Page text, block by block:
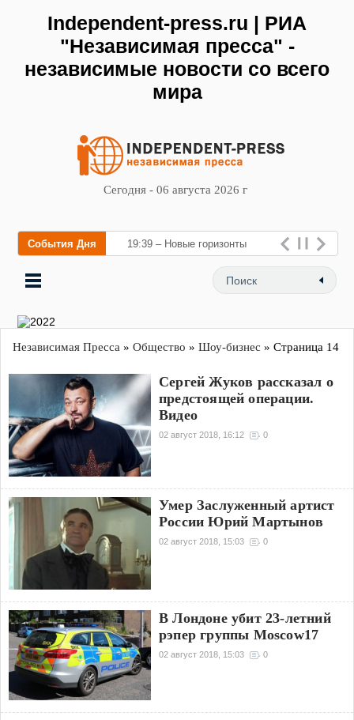
Independent-press.ru | РИА
"Независимая пресса" -
независимые новости со всего
мира
Сегодня - 06 августа 2026 г
События Дня 19:39 – Новые горизонты
флебологии: в Москве
Независимая Пресса » Общество » Шоу-бизнес » Страница 14
Сергей Жуков рассказал о
предстоящей операции.
Видео
02 август 2018, 16:12 0
Умер Заслуженный артист
России Юрий Мартынов
02 август 2018, 15:03 0
В Лондоне убит 23-летний
рэпер группы Moscow17
02 август 2018, 15:03 0